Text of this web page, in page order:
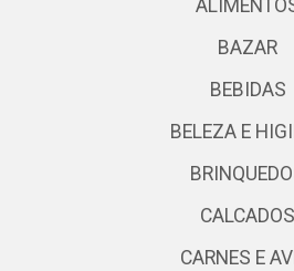
BAZAR
BEBIDAS
BELEZA E
CALCADOS
CARNES E